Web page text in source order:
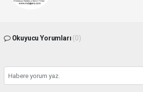
Okuyucu Yorumları (0)